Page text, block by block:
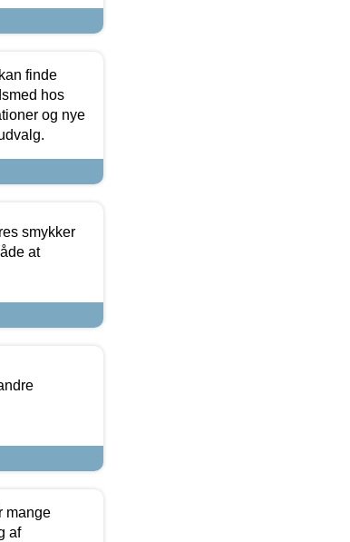
finde
hos
og nye
smykker
at
mange
af